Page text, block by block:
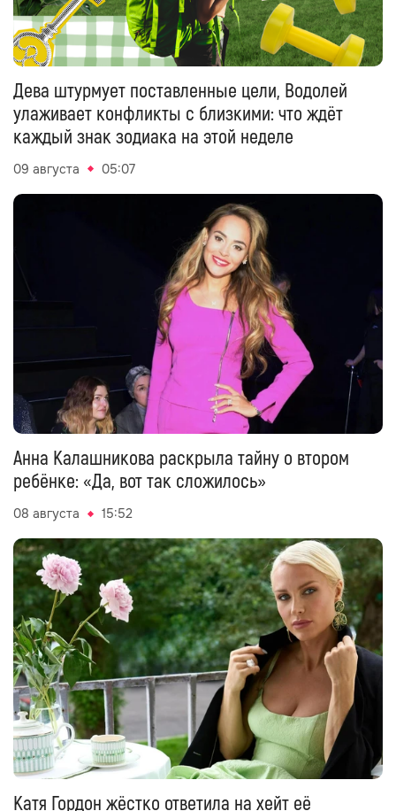
Дева штурмует поставленные цели, Водолей
улаживает конфликты с близкими: что ждёт
каждый знак зодиака на этой неделе
09 августа 05:07
Анна Калашникова раскрыла тайну о втором
ребёнке: «Да, вот так сложилось»
08 августа 15:52
Катя Гордон жёстко ответила на хейт её